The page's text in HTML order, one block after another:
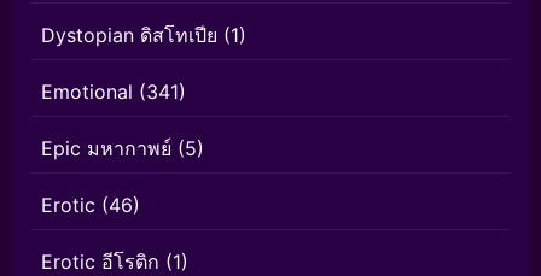
Dystopian ดิสโทเปีย (1)
Emotional (341)
Epic มหากาพย์ (5)
Erotic (46)
Erotic อีโรติก (1)